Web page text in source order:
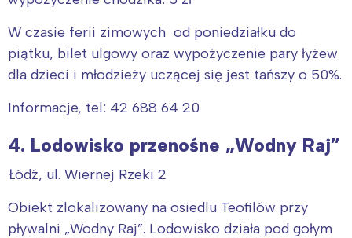
W czasie ferii zimowych od poniedziałku do
piątku, bilet ulgowy oraz wypożyczenie pary łyżew
dla dzieci i młodzieży uczącej się jest tańszy o 50%.
Informacje, tel: 42 688 64 20
4. Lodowisko przenośne „Wodny Raj”
Łódź, ul. Wiernej Rzeki 2
Obiekt zlokalizowany na osiedlu Teofilów przy
pływalni „Wodny Raj”. Lodowisko działa pod gołym
Warszawa
Łódź
Trójmiasto
Poznań
Śląsk
Kraków
Południe
Wybieram